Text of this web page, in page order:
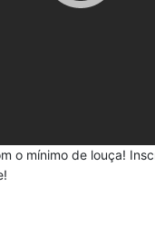
o mínimo de louça!